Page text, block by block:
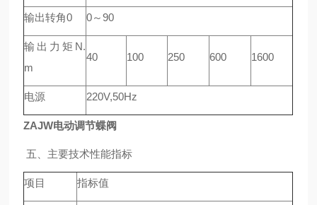
输出转角0 0～90
输出力矩N.
m
40 100 250 600 1600
电源 220V,50Hz
ZAJW电动调节蝶阀
五、 主要技术性能指标
项目 指标值